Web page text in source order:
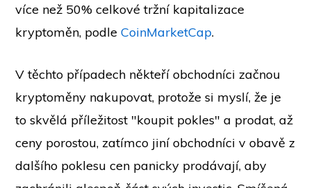
více než 50% celkové tržní kapitalizace
kryptoměn, podleCoinMarketCap.
V těchto případech někteří obchodníci začnou
kryptoměny nakupovat, protože si myslí, že je
to skvělá příležitost "koupit pokles" a prodat, až
ceny porostou, zatímco jiní obchodníci v obavě z
dalšího poklesu cen panicky prodávají, aby